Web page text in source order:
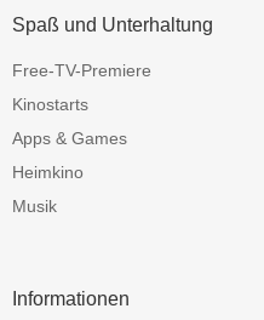
Spaß und Unterhaltung
Free-TV-Premiere
Kinostarts
Apps & Games
Heimkino
Musik
Informationen